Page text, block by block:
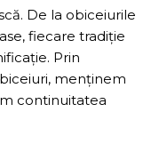
De la obiceiurile
fiecare tradiție
Prin
menținem
continuitatea